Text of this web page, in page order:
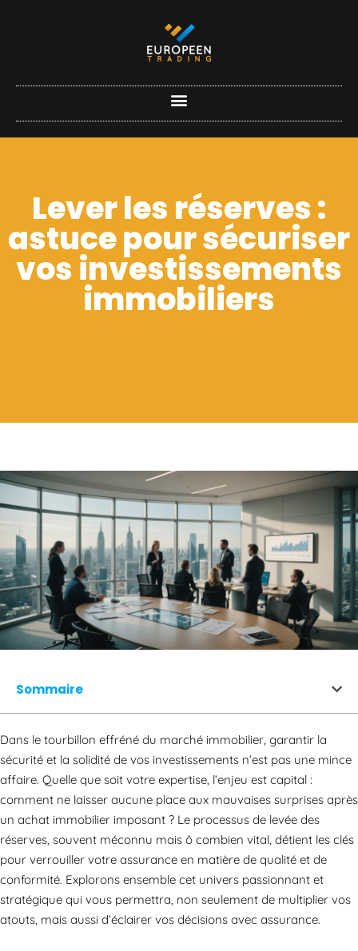
Lever les réserves :
astuce pour sécuriser
vos investissements
immobiliers
Sommaire
Dans le tourbillon effréné du marché immobilier, garantir la
sécurité et la solidité de vos investissements n’est pas une mince
affaire. Quelle que soit votre expertise, l’enjeu est capital :
comment ne laisser aucune place aux mauvaises surprises après
un achat immobilier imposant ? Le processus de levée des
réserves, souvent méconnu mais ô combien vital, détient les clés
pour verrouiller votre assurance en matière de qualité et de
conformité. Explorons ensemble cet univers passionnant et
stratégique qui vous permettra, non seulement de multiplier vos
atouts, mais aussi d’éclairer vos décisions avec assurance.